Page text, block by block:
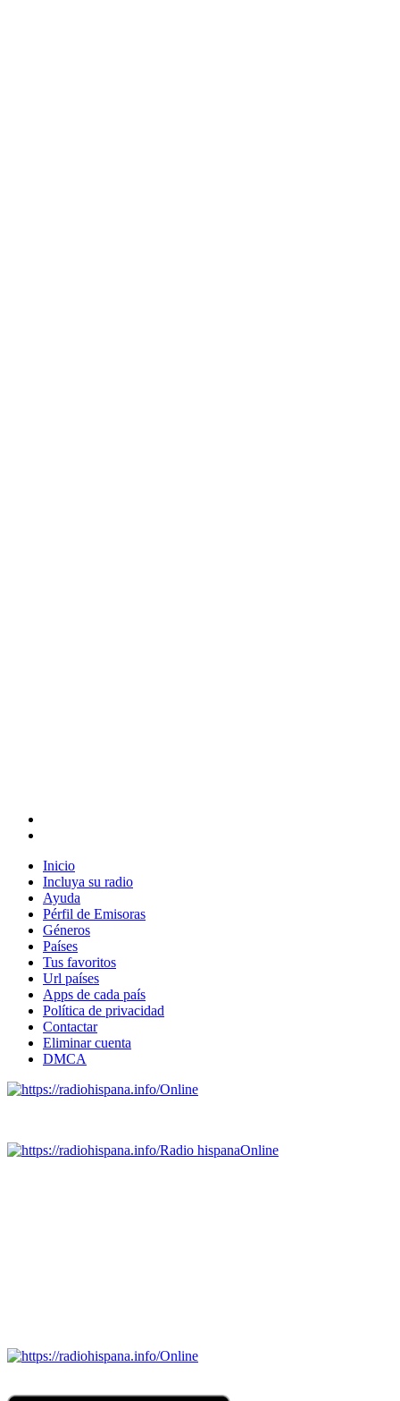
Inicio
Incluya su radio
Ayuda
Pérfil de Emisoras
Géneros
Países
Tus favoritos
Url países
Apps de cada país
Política de privacidad
Contactar
Eliminar cuenta
DMCA
Online
Radio hispanaOnline
Online